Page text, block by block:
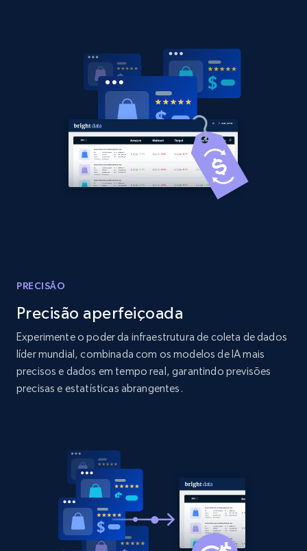
Home Depot US - Discovery products by
specific category URL
URL, Domain, Country code, Model number,
Sku, Product id, Product name, Manufacturer,
and more.
355+ Comece agora
more.
2.1K+ 375+ Comece agora
Amazon products global dataset - Collects
375+ Comece agora
PRECISÃO
Precisão aperfeiçoada
Experimente o poder da infraestrutura de coleta de dados
líder mundial, combinada com os modelos de IA mais
precisos e dados em tempo real, garantindo previsões
precisas e estatísticas abrangentes.